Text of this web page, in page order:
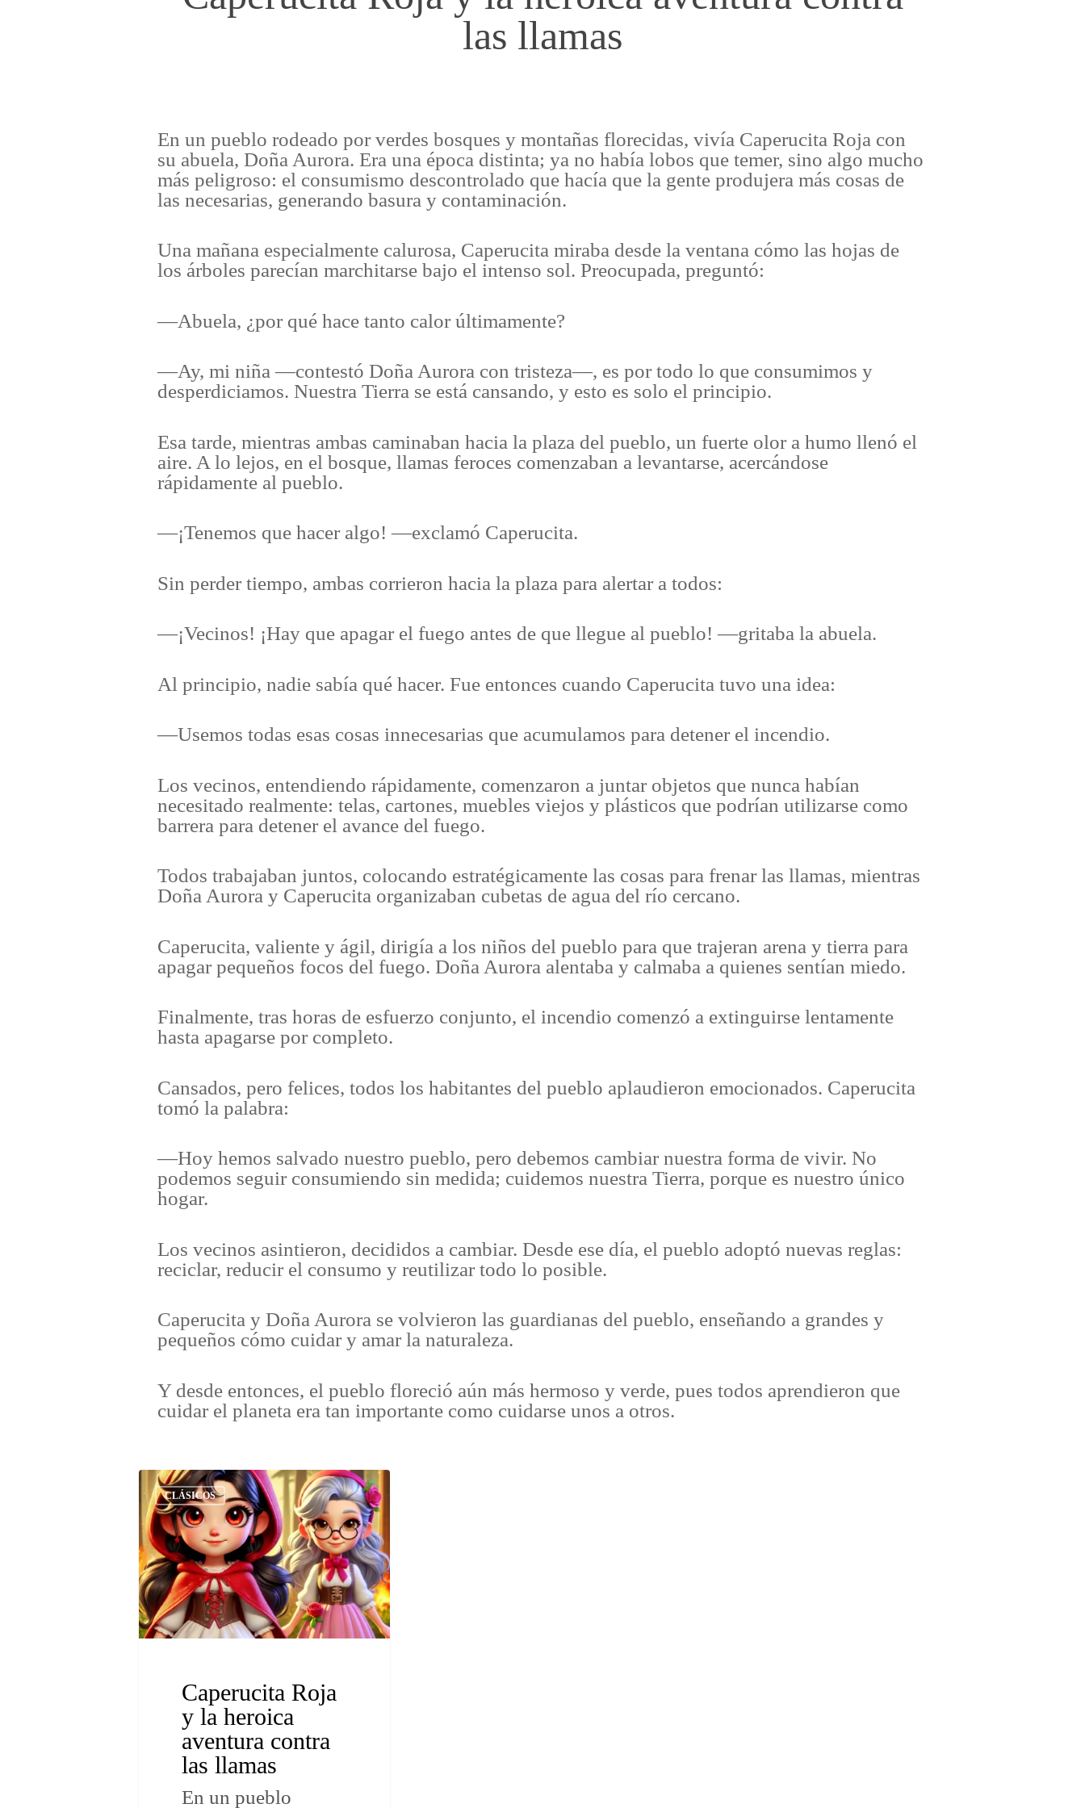
las llamas
En un pueblo rodeado por verdes bosques y montañas florecidas, vivía Caperucita Roja con
su abuela, Doña Aurora. Era una época distinta; ya no había lobos que temer, sino algo mucho
más peligroso: el consumismo descontrolado que hacía que la gente produjera más cosas de
las necesarias, generando basura y contaminación.
Una mañana especialmente calurosa, Caperucita miraba desde la ventana cómo las hojas de
los árboles parecían marchitarse bajo el intenso sol. Preocupada, preguntó:
—Abuela, ¿por qué hace tanto calor últimamente?
—Ay, mi niña —contestó Doña Aurora con tristeza—, es por todo lo que consumimos y
desperdiciamos. Nuestra Tierra se está cansando, y esto es solo el principio.
Esa tarde, mientras ambas caminaban hacia la plaza del pueblo, un fuerte olor a humo llenó el
aire. A lo lejos, en el bosque, llamas feroces comenzaban a levantarse, acercándose
rápidamente al pueblo.
—¡Tenemos que hacer algo! —exclamó Caperucita.
Sin perder tiempo, ambas corrieron hacia la plaza para alertar a todos:
—¡Vecinos! ¡Hay que apagar el fuego antes de que llegue al pueblo! —gritaba la abuela.
Al principio, nadie sabía qué hacer. Fue entonces cuando Caperucita tuvo una idea:
—Usemos todas esas cosas innecesarias que acumulamos para detener el incendio.
Los vecinos, entendiendo rápidamente, comenzaron a juntar objetos que nunca habían
necesitado realmente: telas, cartones, muebles viejos y plásticos que podrían utilizarse como
barrera para detener el avance del fuego.
Todos trabajaban juntos, colocando estratégicamente las cosas para frenar las llamas, mientras
Doña Aurora y Caperucita organizaban cubetas de agua del río cercano.
Caperucita, valiente y ágil, dirigía a los niños del pueblo para que trajeran arena y tierra para
apagar pequeños focos del fuego. Doña Aurora alentaba y calmaba a quienes sentían miedo.
Finalmente, tras horas de esfuerzo conjunto, el incendio comenzó a extinguirse lentamente
hasta apagarse por completo.
Cansados, pero felices, todos los habitantes del pueblo aplaudieron emocionados. Caperucita
tomó la palabra:
—Hoy hemos salvado nuestro pueblo, pero debemos cambiar nuestra forma de vivir. No
podemos seguir consumiendo sin medida; cuidemos nuestra Tierra, porque es nuestro único
hogar.
Los vecinos asintieron, decididos a cambiar. Desde ese día, el pueblo adoptó nuevas reglas:
reciclar, reducir el consumo y reutilizar todo lo posible.
Caperucita y Doña Aurora se volvieron las guardianas del pueblo, enseñando a grandes y
pequeños cómo cuidar y amar la naturaleza.
Y desde entonces, el pueblo floreció aún más hermoso y verde, pues todos aprendieron que
cuidar el planeta era tan importante como cuidarse unos a otros.
CLÁSICOS
Caperucita Roja
y la heroica
aventura contra
las llamas
En un pueblo